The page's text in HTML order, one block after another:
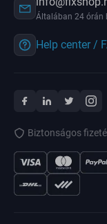
Általában 24 órán
Help center /
Biztonságos